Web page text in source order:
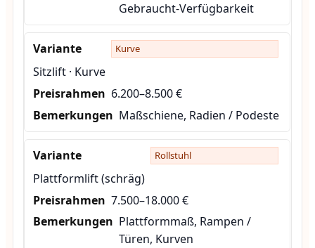
Gebraucht-Verfügbarkeit
Kurve
Sitzlift · Kurve
6.200–8.500 €
Maßschiene, Radien / Podeste
Rollstuhl
Plattformlift (schräg)
7.500–18.000 €
Plattformmaß, Rampen /
Türen, Kurven